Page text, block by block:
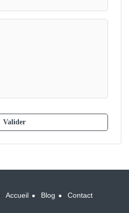
Accueil Blog Contact